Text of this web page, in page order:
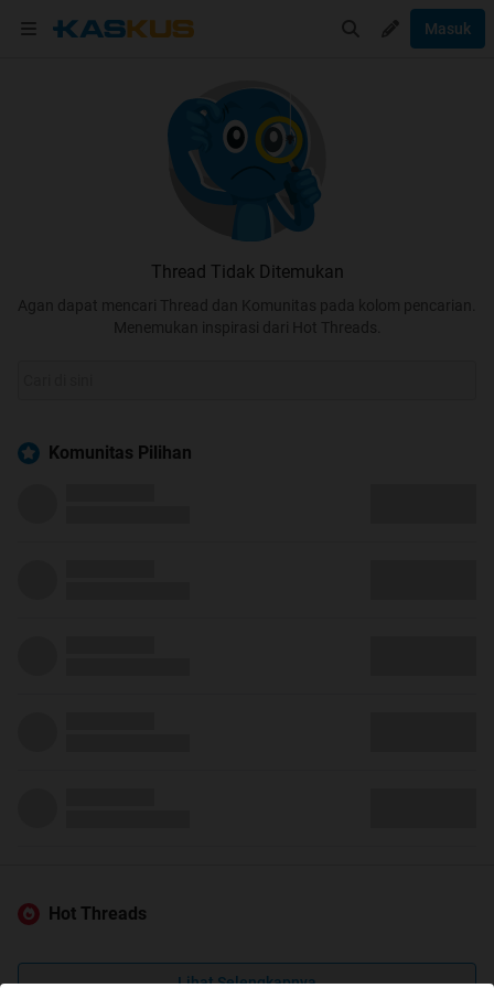
Masuk
Thread Tidak Ditemukan
Agan dapat mencari Thread dan Komunitas pada kolom pencarian.
Menemukan inspirasi dari Hot Threads.
Komunitas Pilihan
Hot Threads
Lihat Selengkapnya